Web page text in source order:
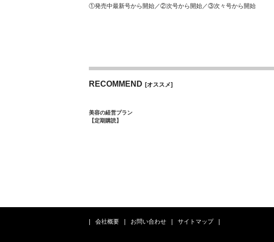
①発売中最新号から開始／②次号から開始／③次々号から開始
RECOMMEND [オススメ]
美容の経営プラン
【定期購読】
会社概要 お問い合わせ サイトマップ